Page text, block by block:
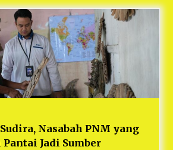
Terimakasih Ketua Umum Jurpala
dan KOSMI Indonesia Atas Respon
Polres Metro Bekasi dan Polsek Cikarang
yang Tangkap Oknum Ormas Terkait
Pendirian Posko
ago
0509 Kabupaten Bekasi Terima 20
Bantuan Dari Panglima TNI
ago
STQ ke-VII
ago
Nasabah PNM yang
Pantai Jadi Sumber